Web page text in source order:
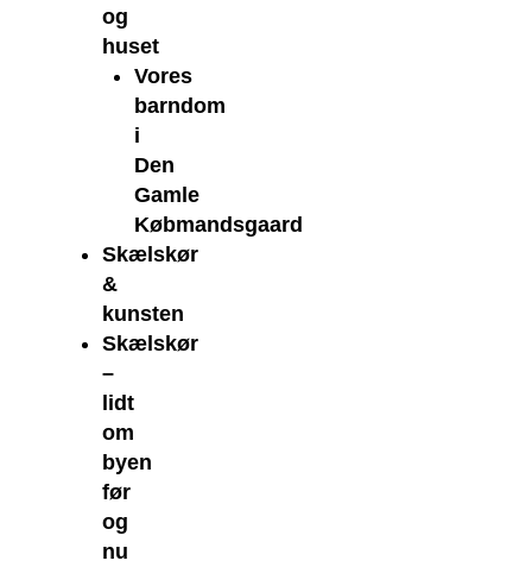
og
huset
Vores
barndom
i
Den
Gamle
Købmandsgaard
Skælskør
&
kunsten
Skælskør
–
lidt
om
byen
før
og
nu